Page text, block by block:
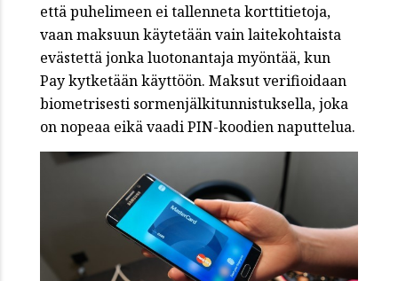
että puhelimeen ei tallenneta korttitietoja,
vaan maksuun käytetään vain laitekohtaista
evästettä jonka luotonantaja myöntää, kun
Pay kytketään käyttöön. Maksut verifioidaan
biometrisesti sormenjälkitunnistuksella, joka
on nopeaa eikä vaadi PIN-koodien naputtelua.